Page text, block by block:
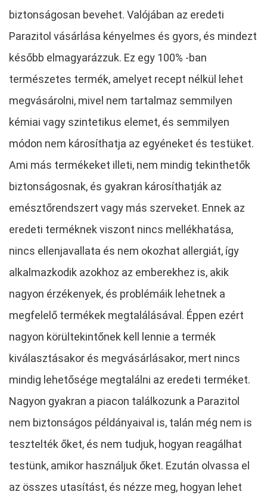
biztonságosan bevehet. Valójában az eredeti
Parazitol vásárlása kényelmes és gyors, és mindezt
később elmagyarázzuk. Ez egy 100% -ban
természetes termék, amelyet recept nélkül lehet
megvásárolni, mivel nem tartalmaz semmilyen
kémiai vagy szintetikus elemet, és semmilyen
módon nem károsíthatja az egyéneket és testüket.
Ami más termékeket illeti, nem mindig tekinthetők
biztonságosnak, és gyakran károsíthatják az
emésztőrendszert vagy más szerveket. Ennek az
eredeti terméknek viszont nincs mellékhatása,
nincs ellenjavallata és nem okozhat allergiát, így
alkalmazkodik azokhoz az emberekhez is, akik
nagyon érzékenyek, és problémáik lehetnek a
megfelelő termékek megtalálásával. Éppen ezért
nagyon körültekintőnek kell lennie a termék
kiválasztásakor és megvásárlásakor, mert nincs
mindig lehetősége megtalálni az eredeti terméket.
Nagyon gyakran a piacon találkozunk a Parazitol
nem biztonságos példányaival is, talán még nem is
tesztelték őket, és nem tudjuk, hogyan reagálhat
testünk, amikor használjuk őket. Ezután olvassa el
az összes utasítást, és nézze meg, hogyan lehet